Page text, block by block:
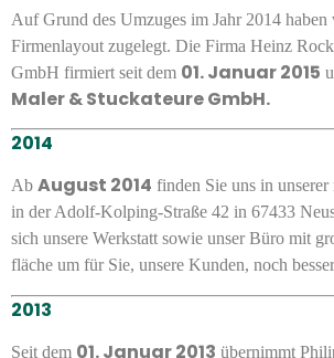
Auf Grund des Umzuges im Jahr 2014 haben
Firmen­layout zugelegt. Die Firma Heinz
GmbH firmiert seit dem 01. Januar 2015
Maler & Stuckateure GmbH.
2014
Ab August 2014 finden Sie uns in unserer
in der Adolf-Kolping-Straße 42 in 67433
sich unsere Werk­statt sowie unser Büro mit
fläche um für Sie, unsere Kunden, noch
2013
Seit dem 01. Januar 2013 übernimmt